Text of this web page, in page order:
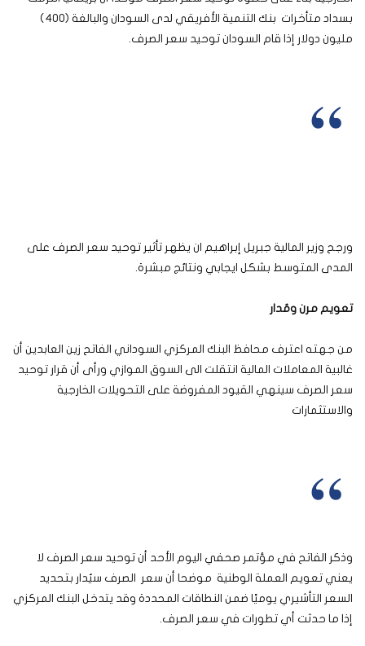
بسداد متأخرات بنك التنمية الأفريقي لدى السودان والبالغة (400)
مليون دولار إذا قام السودان توحيد سعر الصرف.
ورجح وزير المالية جبريل إبراهيم ان يظهر تأثير توحيد سعر الصرف على
المدى المتوسط بشكل ايجابي ونتائج مبشرة.
تعويم مرن ومٌدار
من جهته اعترف محافظ البنك المركزي السوداني الفاتح زين العابدين أن
غالبية المعاملات المالية انتقلت الى السوق الموازي ورأى أن قرار توحيد
سعر الصرف سينهي القيود المفروضة على التحويلات الخارجية
والاستثمارات
وذكر الفاتح في مؤتمر صحفي اليوم الأحد أن توحيد سعر الصرف لا
يعني تعويم العملة الوطنية موضحا أن سعر الصرف سيُدار بتحديد
السعر التأشيري يوميًا ضمن النطاقات المحددة وقد يتدخل البنك المركزي
إذا ما حدثت أي تطورات في سعر الصرف.